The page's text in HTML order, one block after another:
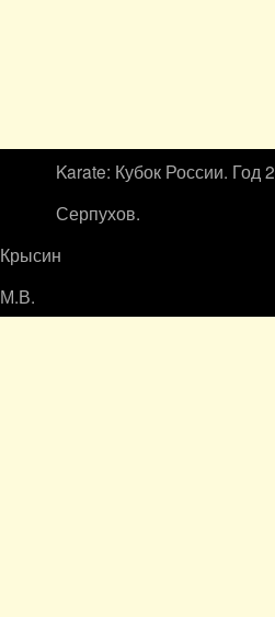
Karate: Кубок России. Год
Серпухов.
Крысин
М.В.